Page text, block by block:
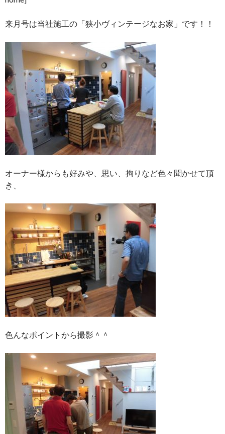
来月号は当社施工の「狭小ヴィンテージなお家」です！！
オーナー様からも好みや、思い、拘りなど色々聞かせて頂
き、
色んなポイントから撮影＾＾